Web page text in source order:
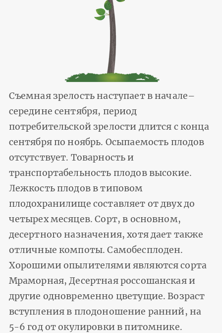
Съемная зрелость наступает в начале–
сере­дине сентября, период
потребительской зрелости длится с конца
сентября по ноябрь. Осыпаемость плодов
отсутствует. Товарность и
транспортабельность плодов высокие.
Лежкость плодов в типовом
плодохранилище составляет от двух до
четырех месяцев. Сорт, в основном,
десертного назначения, хотя дает также
отличные компоты. Самобесплоден.
Хорошими опылите­лями являются сорта
Мраморная, Десертная россошанская и
другие одновременно цветущие. Возраст
вступления в плодоношение ранний, на
5-6 год от окулировки в питом­нике.